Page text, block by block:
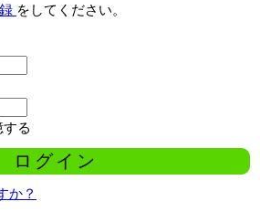
をしてください。
る
か？